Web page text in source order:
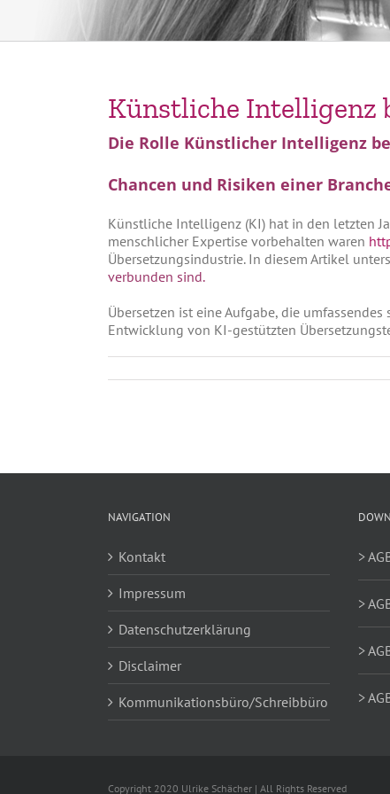
Künstliche Intelligenz
Die Rolle Künstlicher Intelligenz
Chancen und Risiken einer
Künstliche Intelligenz (KI) hat in den letzten
menschlicher Expertise vorbehalten waren
Übersetzungsindustrie. In diesem Artikel
verbunden sind.
Übersetzen ist eine Aufgabe, die
Entwicklung von KI-gestützten
NAVIGATION
Kontakt
Impressum
Datenschutzerklärung
Disclaimer
Kommunikationsbüro/Schreibbüro
>
>
>
>
Copyright 2020 Ulrike Schächer | All Rights Reserved